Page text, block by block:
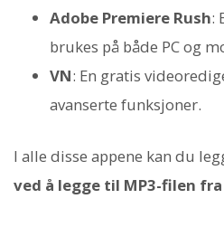
Adobe Premiere Rush:
brukes på både PC og
VN: En gratis
avanserte funksjoner.
I alle disse appene kan du
ved å legge til MP3-filen